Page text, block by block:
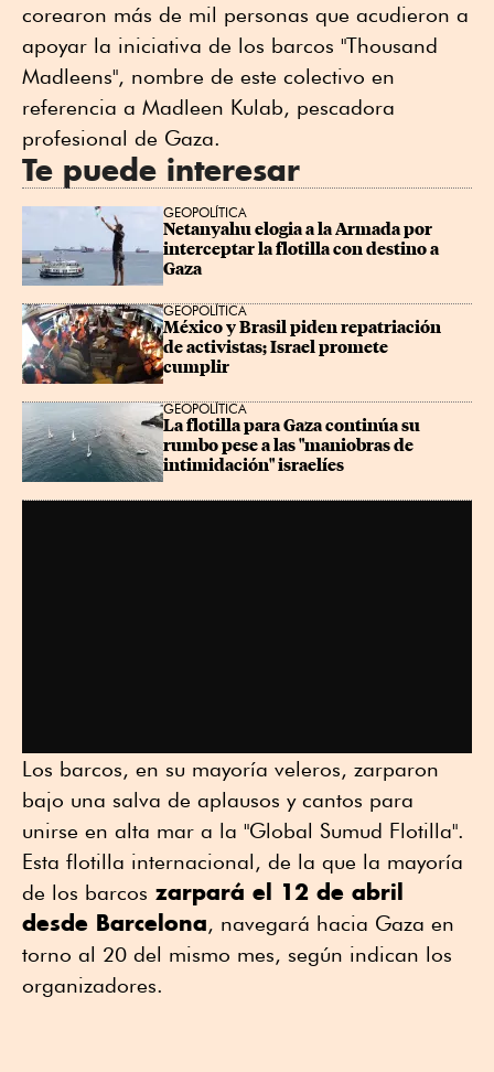
corearon más de mil personas que acudieron a
apoyar la iniciativa de los barcos "Thousand
Madleens", nombre de este colectivo en
referencia a Madleen Kulab, pescadora
profesional de Gaza.
Te puede interesar
GEOPOLÍTICA
Netanyahu elogia a la Armada por
interceptar la flotilla con destino a
Gaza
GEOPOLÍTICA
México y Brasil piden repatriación
de activistas; Israel promete
cumplir
GEOPOLÍTICA
La flotilla para Gaza continúa su
rumbo pese a las "maniobras de
intimidación" israelíes
Los barcos, en su mayoría veleros, zarparon
bajo una salva de aplausos y cantos para
unirse en alta mar a la "Global Sumud Flotilla".
Esta flotilla internacional, de la que la mayoría
de los barcos zarpará el 12 de abril
desde Barcelona, navegará hacia Gaza en
torno al 20 del mismo mes, según indican los
organizadores.